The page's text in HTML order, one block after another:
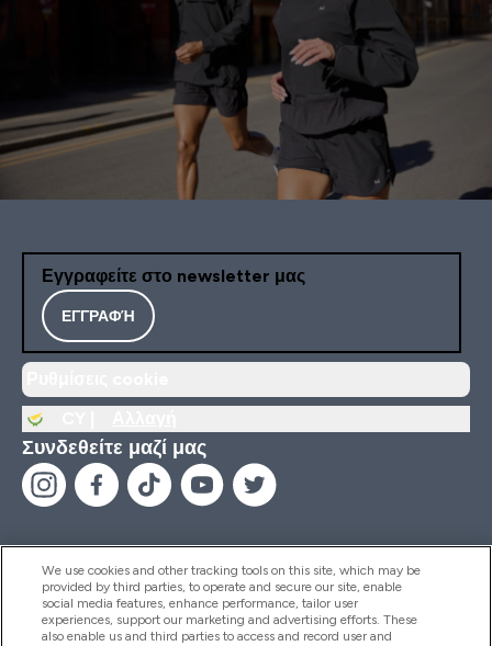
Εγγραφείτε στο newsletter μας
ΕΓΓΡΑΦΉ
Συνδεθείτε μαζί μας
Βοήθεια & Πληροφορίες
We use cookies and other tracking tools on this site, which may be
provided by third parties, to operate and secure our site, enable
social media features, enhance performance, tailor user
experiences, support our marketing and advertising efforts. These
also enable us and third parties to access and record user and